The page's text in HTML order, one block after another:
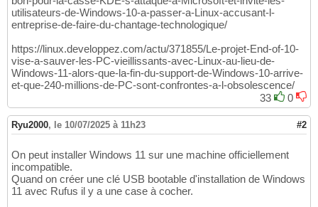
utilisateurs-de-Windows-10-a-passer-a-Linux-accusant-l-
entreprise-de-faire-du-chantage-technologique/
https://linux.developpez.com/actu/371855/Le-projet-End-of-10-
vise-a-sauver-les-PC-vieillissants-avec-Linux-au-lieu-de-
Windows-11-alors-que-la-fin-du-support-de-Windows-10-arrive-
et-que-240-millions-de-PC-sont-confrontes-a-l-obsolescence/
33
0
Ryu2000, le 10/07/2025 à 11h23 #2
On peut installer Windows 11 sur une machine officiellement
incompatible.
Quand on créer une clé USB bootable d'installation de Windows
11 avec Rufus il y a une case à cocher.